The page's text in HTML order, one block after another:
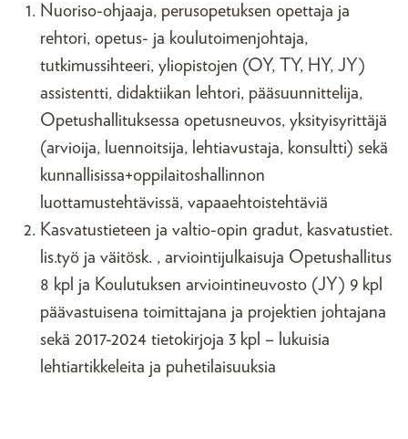
Nuoriso-ohjaaja, perusopetuksen opettaja ja
rehtori, opetus- ja koulutoimenjohtaja,
tutkimussihteeri, yliopistojen (OY, TY, HY, JY)
assistentti, didaktiikan lehtori, pääsuunnittelija,
Opetushallituksessa opetusneuvos, yksityisyrittäjä
(arvioija, luennoitsija, lehtiavustaja, konsultti) sekä
kunnallisissa+oppilaitoshallinnon
luottamustehtävissä, vapaaehtoistehtäviä
Kasvatustieteen ja valtio-opin gradut, kasvatustiet.
lis.työ ja väitösk. , arviointijulkaisuja Opetushallitus
8 kpl ja Koulutuksen arviointineuvosto (JY) 9 kpl
päävastuisena toimittajana ja projektien johtajana
sekä 2017-2024 tietokirjoja 3 kpl – lukuisia
lehtiartikkeleita ja puhetilaisuuksia